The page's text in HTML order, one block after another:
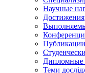
Научные
Достижения
Публикации
Дипломные
Теми